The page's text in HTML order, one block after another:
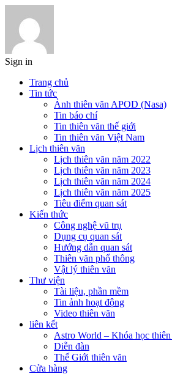
Sign in
Trang chủ
Tin tức
Ảnh thiên văn APOD (Nasa)
Tin báo chí
Tin thiên văn thế giới
Tin thiên văn Việt Nam
Lịch thiên văn
Lịch thiên văn năm 2022
Lịch thiên văn năm 2023
Lịch thiên văn năm 2024
Lịch thiên văn năm 2025
Tiêu điểm quan sát
Kiến thức
Công nghệ vũ trụ
Dụng cụ quan sát
Hướng dẫn quan sát
Thiên văn phổ thông
Vật lý thiên văn
Thư viện
Tài liệu, phần mềm
Tin ảnh hoạt động
Video thiên văn
liên kết
Astro World – Khóa học thiên
Diễn đàn
Thế Giới thiên văn
Cửa hàng